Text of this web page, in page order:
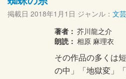
掲載日 2018年1月1日 ジャンル： 文
著者： 芥川龍之介
朗読： 相原 麻理衣
その作品の多くは
の中」「地獄変」